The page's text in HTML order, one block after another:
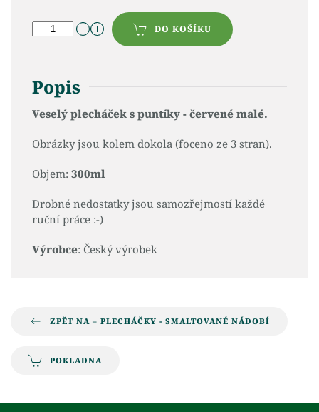
DO KOŠÍKU
Popis
Veselý plecháček s puntíky - červené malé.
Obrázky jsou kolem dokola (foceno ze 3 stran).
Objem: 300ml
Drobné nedostatky jsou samozřejmostí každé
ruční práce :-)
Výrobce: Český výrobek
ZPĚT NA – PLECHÁČKY - SMALTOVANÉ NÁDOBÍ
POKLADNA